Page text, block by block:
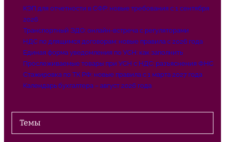
КЭП для отчетности в СФР: новые требования с 1 сентября
2026
Транспортный ЭДО: онлайн-встреча с регуляторами
НДС по длящимся договорам: новые правила с 2026 года
Единая форма уведомления по УСН: как заполнить
Прослеживаемые товары при УСН с НДС: разъяснения ФНС
Стажировка по ТК РФ: новые правила с 1 марта 2027 года
Календарь бухгалтера – август 2026 года
Темы